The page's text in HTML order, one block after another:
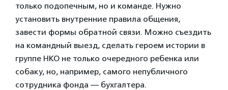
только подопечным, но и команде. Нужно
установить внутренние правила общения,
завести формы обратной связи. Можно съездить
на командный выезд, сделать героем истории в
группе НКО не только очередного ребенка или
собаку, но, например, самого непубличного
сотрудника фонда — бухгалтера.